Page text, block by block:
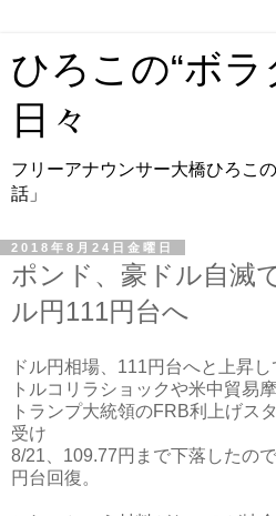
ひろこの“ボラ
日々
フリーアナウンサー大橋ひろこ
話」
2018年8月24日金曜日
ポンド、豪ドル自滅
ル円111円台へ
ドル円相場、111円台へと上昇し
トルコリラショックや米中貿易
トランプ大統領のFRB利上げス
受け
8/21、109.77円まで下落したの
円台回復。